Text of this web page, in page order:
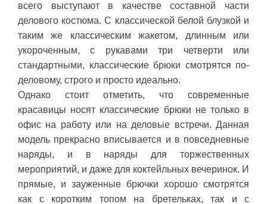
всего выступают в качестве составной части
делового костюма. С классической белой блузкой и
таким же классическим жакетом, длинным или
укороченным, с рукавами три четверти или
стандартными, классические брюки смотрятся по-
деловому, строго и просто идеально.
Однако стоит отметить, что современные
красавицы носят классические брюки не только в
офис на работу или на деловые встречи. Данная
модель прекрасно вписывается и в повседневные
наряды, и в наряды для торжественных
мероприятий, и даже для коктейльных вечеринок. И
прямые, и зауженные брючки хорошо смотрятся
как с коротким топом на бретельках, так и с